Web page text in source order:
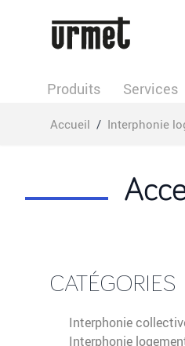
Produits Services
Accueil / Interphonie
CATÉGORIES
Interphonie
Interphonie